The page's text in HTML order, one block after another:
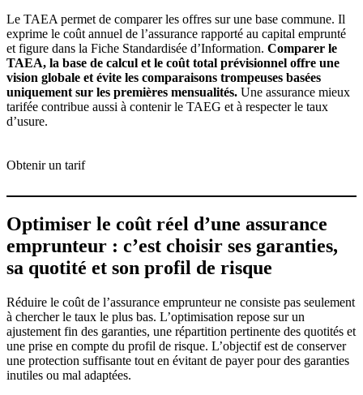
Le TAEA permet de comparer les offres sur une base commune. Il
exprime le coût annuel de l’assurance rapporté au capital emprunté
et figure dans la Fiche Standardisée d’Information. Comparer le
TAEA, la base de calcul et le coût total prévisionnel offre une
vision globale et évite les comparaisons trompeuses basées
uniquement sur les premières mensualités. Une assurance mieux
tarifée contribue aussi à contenir le TAEG et à respecter le taux
d’usure.
Obtenir un tarif
Optimiser le coût réel d’une assurance
emprunteur : c’est choisir ses garanties,
sa quotité et son profil de risque
Réduire le coût de l’assurance emprunteur ne consiste pas seulement
à chercher le taux le plus bas. L’optimisation repose sur un
ajustement fin des garanties, une répartition pertinente des quotités et
une prise en compte du profil de risque. L’objectif est de conserver
une protection suffisante tout en évitant de payer pour des garanties
inutiles ou mal adaptées.